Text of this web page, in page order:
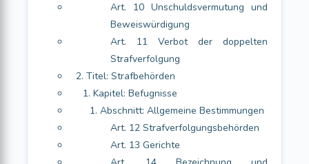
Art. 10 Unschuldsvermutung und
Beweiswürdigung
Art. 11 Verbot der doppelten
Strafverfolgung
2. Titel: Strafbehörden
1. Kapitel: Befugnisse
1. Abschnitt: Allgemeine Bestimmungen
Art. 12 Strafverfolgungsbehörden
Art. 13 Gerichte